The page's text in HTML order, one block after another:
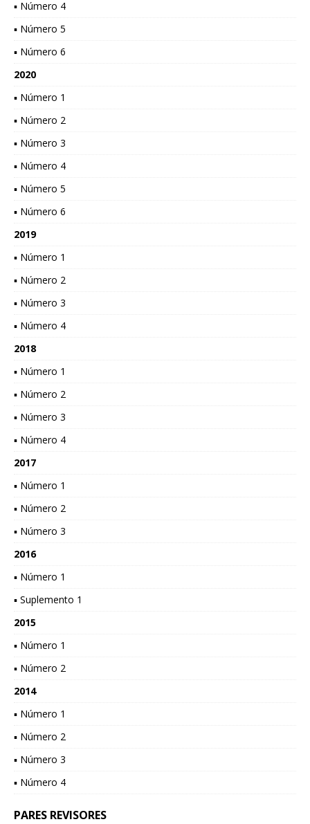
▪ Número 4
▪ Número 5
▪ Número 6
2020
▪ Número 1
▪ Número 2
▪ Número 3
▪ Número 4
▪ Número 5
▪ Número 6
2019
▪ Número 1
▪ Número 2
▪ Número 3
▪ Número 4
2018
▪ Número 1
▪ Número 2
▪ Número 3
▪ Número 4
2017
▪ Número 1
▪ Número 2
▪ Número 3
2016
▪ Número 1
▪ Suplemento 1
2015
▪ Número 1
▪ Número 2
2014
▪ Número 1
▪ Número 2
▪ Número 3
▪ Número 4
PARES REVISORES